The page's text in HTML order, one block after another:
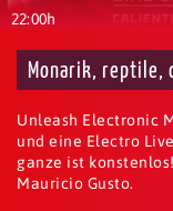
22:00h
Monarik, reptile,
Unleash Electronic
und eine Electro
ganze ist
Mauricio Gusto.